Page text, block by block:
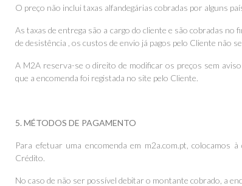
O preço não inclui taxas alfandegárias cobradas por alguns
As taxas de entrega são a cargo do cliente e são cobradas
de desistência , os custos de envio já pagos pelo Cliente não
A M2A reserva-se o direito de modificar os preços sem
que a encomenda foi registada no site pelo Cliente.
5. MÉTODOS DE PAGAMENTO
Para efetuar uma encomenda em m2a.com.pt, colocamos
Crédito.
No caso de não ser possível debitar o montante cobrado, a